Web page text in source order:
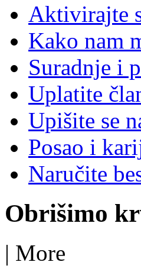
Aktivirajte
Kako nam
Suradnje i
Uplatite
Upišite se
Posao i
Naručite
Obrišimo
| More